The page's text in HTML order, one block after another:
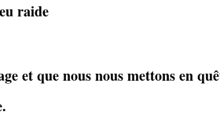
raide
et que nous nous mettons en